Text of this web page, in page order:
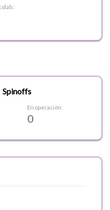
Spinoffs
En operación:
0